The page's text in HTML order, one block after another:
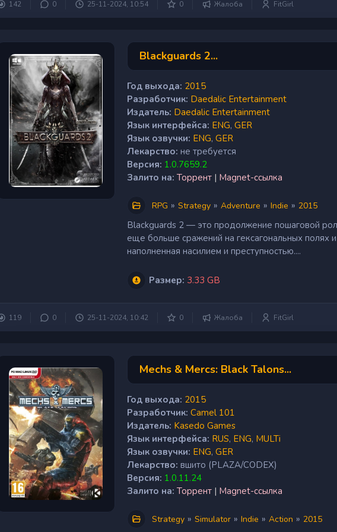
142 0 25-11-2024, 10:54 0 Жалоба FitGirl
Blackguards 2...
Год выхода: 2015
Разработчик: Daedalic Entertainment
Издатель: Daedalic Entertainment
Язык интерфейса: ENG, GER
Язык озвучки: ENG, GER
Лекарство: не требуется
Версия: 1.0.7659.2
Залито на: Торрент | Magnet-ссылка
RPG » Strategy » Adventure » Indie » 2015
Blackguards 2 — это продолжение пошаговой
еще больше сражений на гексагональных полях
наполненная насилием и преступностью....
Размер: 3.33 GB
119 0 25-11-2024, 10:42 0 Жалоба FitGirl
Mechs & Mercs: Black Talons...
Год выхода: 2015
Разработчик: Camel 101
Издатель: Kasedo Games
Язык интерфейса: RUS, ENG, MULTi
Язык озвучки: ENG, GER
Лекарство: вшито (PLAZA/CODEX)
Версия: 1.0.11.24
Залито на: Торрент | Magnet-ссылка
Strategy » Simulator » Indie » Action » 2015